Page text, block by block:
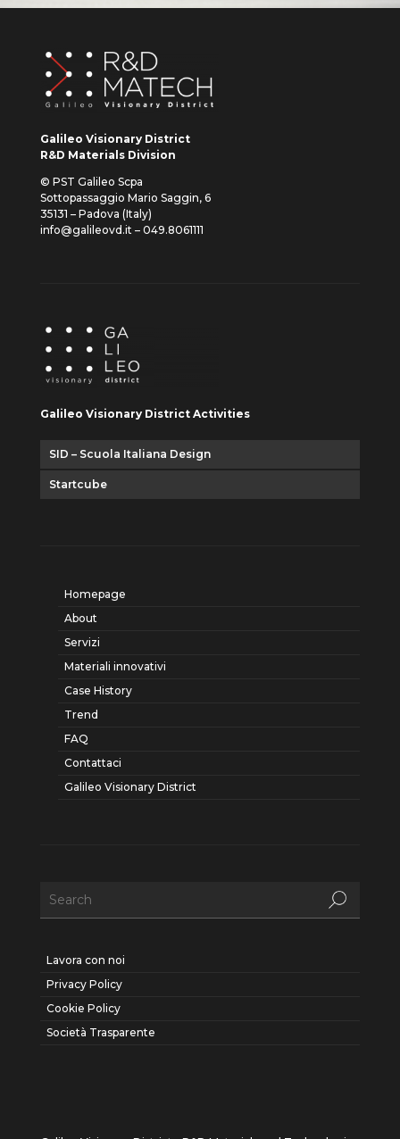
Galileo Visionary District
R&D Materials Division
© PST Galileo Scpa
Sottopassaggio Mario Saggin, 6
35131 – Padova (Italy)
info@galileovd.it – 049.8061111
Galileo Visionary District Activities
SID – Scuola Italiana Design
Startcube
Homepage
About
Servizi
Materiali innovativi
Case History
Trend
FAQ
Contattaci
Galileo Visionary District
Lavora con noi
Privacy Policy
Cookie Policy
Società Trasparente